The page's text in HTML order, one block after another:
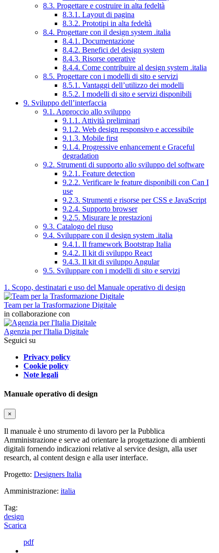
8.3. Progettare e costruire in alta fedeltà
8.3.1. Layout di pagina
8.3.2. Prototipi in alta fedeltà
8.4. Progettare con il design system .italia
8.4.1. Documentazione
8.4.2. Benefici del design system
8.4.3. Risorse operative
8.4.4. Come contribuire al design system .italia
8.5. Progettare con i modelli di sito e servizi
8.5.1. Vantaggi dell’utilizzo dei modelli
8.5.2. I modelli di sito e servizi disponibili
9. Sviluppo dell’interfaccia
9.1. Approccio allo sviluppo
9.1.1. Attività preliminari
9.1.2. Web design responsivo e accessibile
9.1.3. Mobile first
9.1.4. Progressive enhancement e Graceful
degradation
9.2. Strumenti di supporto allo sviluppo del software
9.2.1. Feature detection
9.2.2. Verificare le feature disponibili con Can I
use
9.2.3. Strumenti e risorse per CSS e JavaScript
9.2.4. Supporto browser
9.2.5. Misurare le prestazioni
9.3. Catalogo del riuso
9.4. Sviluppare con il design system .italia
9.4.1. Il framework Bootstrap Italia
9.4.2. Il kit di sviluppo React
9.4.3. Il kit di sviluppo Angular
9.5. Sviluppare con i modelli di sito e servizi
1. Scopo, destinatari e uso del Manuale operativo di design
Team per la Trasformazione Digitale
in collaborazione con
Agenzia per l'Italia Digitale
Seguici su
Privacy policy
Cookie policy
Note legali
Manuale operativo di design
×
Il manuale è uno strumento di lavoro per la Pubblica
Amministrazione e serve ad orientare la progettazione di ambienti
digitali fornendo indicazioni relative al service design, alla user
research, al content design e alla user interface.
Progetto: Designers Italia
Amministrazione: italia
Tag:
design
Scarica
pdf